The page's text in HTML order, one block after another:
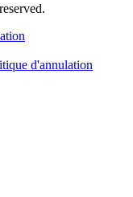
d'annulation